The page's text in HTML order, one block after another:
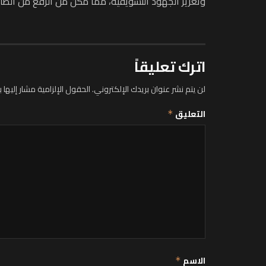
اترك تعليقاً
لن يتم نشر عنوان بريدك الإلكتروني.الحقول الإلزامية مشار إليها
التعليق *
الاسم *